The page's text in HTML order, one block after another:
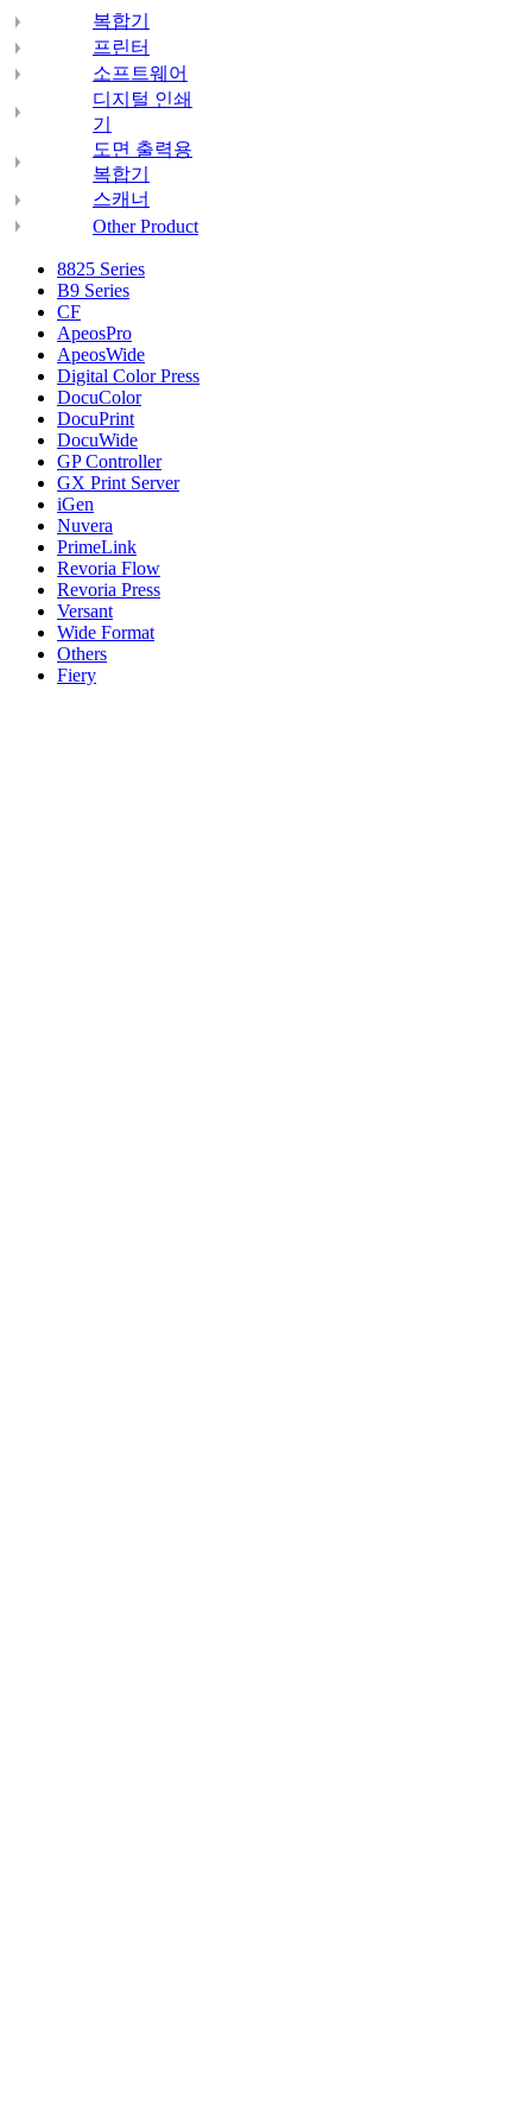
복합기
프린터
소프트웨어
디지털 인쇄
기
도면 출력용
복합기
스캐너
Other Product
8825 Series
B9 Series
CF
ApeosPro
ApeosWide
Digital Color Press
DocuColor
DocuPrint
DocuWide
GP Controller
GX Print Server
iGen
Nuvera
PrimeLink
Revoria Flow
Revoria Press
Versant
Wide Format
Others
Fiery